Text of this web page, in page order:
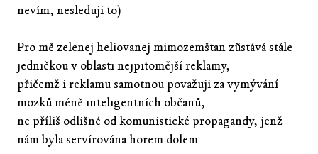
nevím, nesleduji to)
Pro mě zelenej heliovanej mimozemštan zůstává stále
jedničkou v oblasti nejpitomější reklamy,
přičemž i reklamu samotnou považuji za vymývání
mozků méně inteligentních občanů,
ne příliš odlišné od komunistické propagandy, jenž
nám byla servírována horem dolem